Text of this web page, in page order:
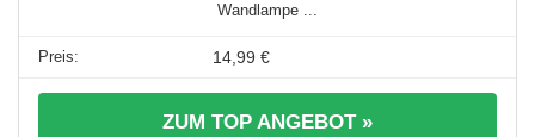
Wandlampe ...
14,99 €
ZUM TOP ANGEBOT »